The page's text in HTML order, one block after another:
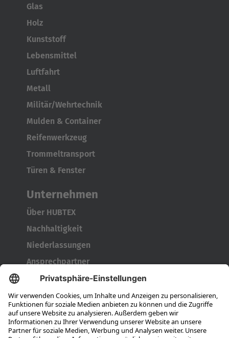
Glas
Holz
Kunststoff
Lebensmittel
Luftfahrt
Metall
Militär/Wehrtechnik
Mulden & Container
Reifenwerkzeug
Trommeltransport
Türen & Fenster
Unternehmen
Über HUBTEX
Nachhaltigkeit
Niederlassungen
Ansprechpartner
Karriere
Ausbildung
Berufseinsteiger & Erfahrene
Das bieten wir